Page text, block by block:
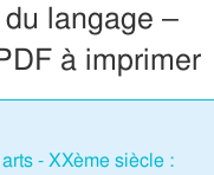
langage –
à imprimer
- XXème siècle :